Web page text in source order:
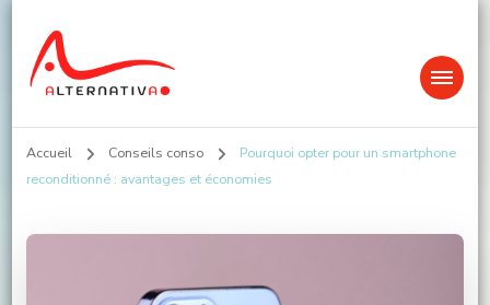
Alternativa
Accueil Conseils conso
Pourquoi opter pour un smartphone
reconditionné : avantages et économies